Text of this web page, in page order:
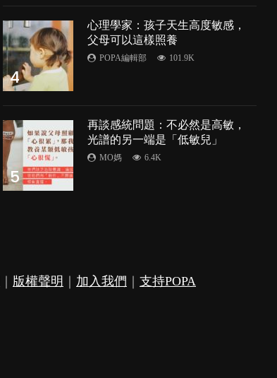
4
心理學家：孩子天生高度敏感，
父母可以這樣照養
POPA編輯部 101.9K
5
再談感統問題：不必然是高敏，
光譜的另一端是「低敏兒」
MO媽 6.4K
版權聲明 加入我們
支持POPA